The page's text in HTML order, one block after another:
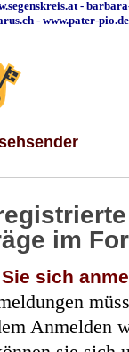
-
- www.pater-pio.de
im
sich
Anmelden